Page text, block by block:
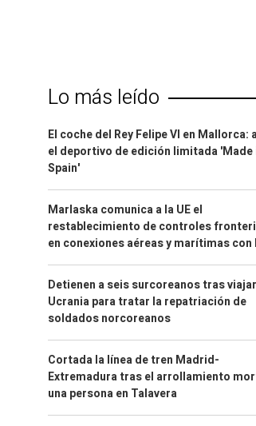
Lo más leído
El coche del Rey Felipe VI en Mallorca:
el deportivo de edición limitada 'Made
Spain'
Marlaska comunica a la UE el
restablecimiento de controles
en conexiones aéreas y marítimas
Detienen a seis surcoreanos tras
Ucrania para tratar la repatriación de
soldados norcoreanos
Cortada la línea de tren Madrid-
Extremadura tras el arrollamiento
una persona en Talavera